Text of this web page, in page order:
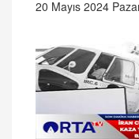
20 Mayıs 2024